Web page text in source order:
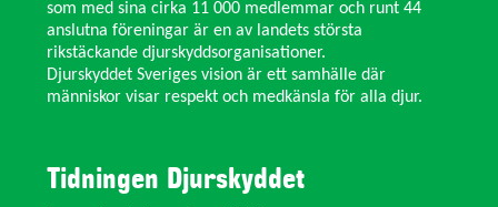
som med sina cirka 11 000 medlemmar och runt 44
anslutna föreningar är en av landets största
rikstäckande djurskyddsorganisationer.
Djurskyddet Sveriges vision är ett samhälle där
människor visar respekt och medkänsla för alla djur.
Tidningen Djurskyddet